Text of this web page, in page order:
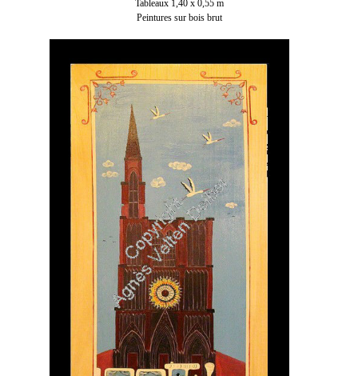
Tableaux 1,40 x 0,55 m
Peintures sur bois brut